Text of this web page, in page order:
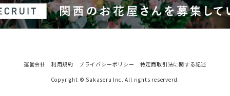
運営会社 利用規約 プライバシーポリシー
特定商取引法に関する記述
Copyright © Sakaseru Inc. All rights reserverd.